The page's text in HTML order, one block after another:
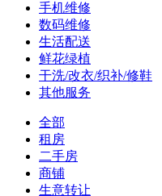
手机维修
数码维修
生活配送
鲜花绿植
干洗/改衣/织补/修鞋
其他服务
全部
租房
二手房
商铺
生意转让